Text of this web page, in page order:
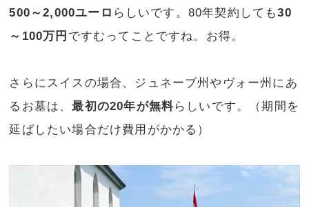
500～2,000ユーロ らしいです。80年契約しても30
～100万円 ですむってことですね。お得。
さらにスイスの場合、ジュネーブ州やヴォー州にあ
るお墓は、最初の20年が無料らしいです。（期間を
延ばしたい場合だけ費用がかかる）